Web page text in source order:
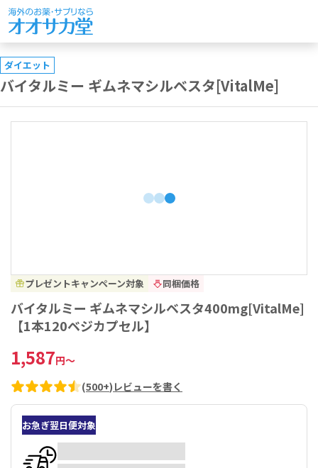
ダイエット
バイタルミー ギムネマシルベスタ[VitalMe]
プレゼントキャンペーン対象 同梱価格
バイタルミー ギムネマシルベスタ400mg[VitalMe]
【1本120ベジカプセル】
1,587円～
(500+) レビューを書く
お急ぎ翌日便対象